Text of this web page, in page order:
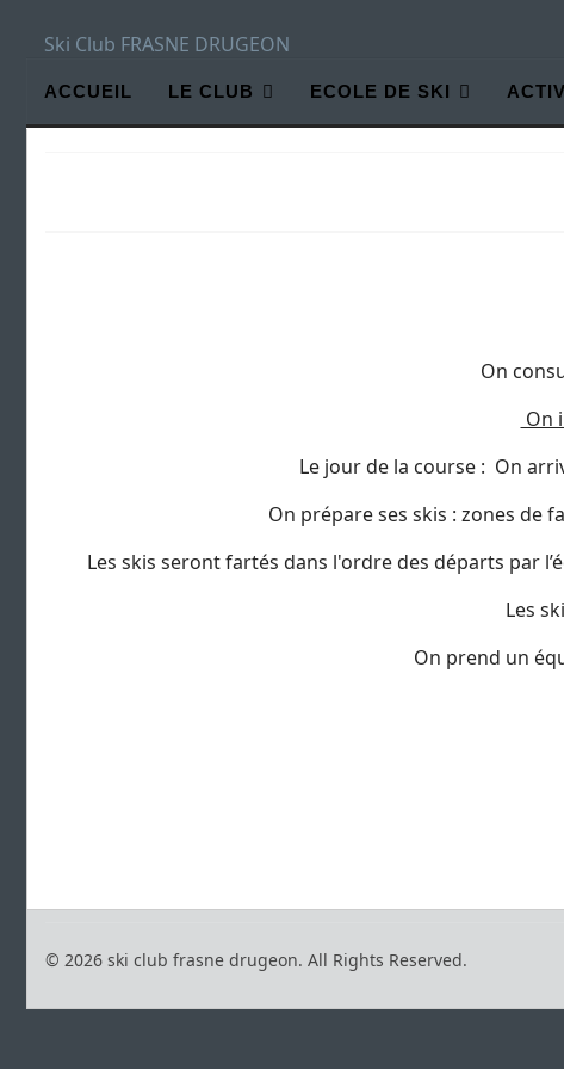
Ski Club FRASNE DRUGEON
ACCUEIL LE CLUB ECOLE DE SKI
On
On
Le jour de la course : On
On prépare ses skis : zones de
Les skis seront fartés dans l'ordre des départs par
Les
On prend un
© 2026 ski club frasne drugeon. All Rights Reserved.